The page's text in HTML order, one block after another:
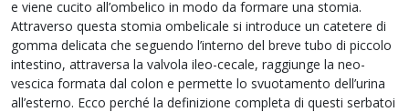
e viene cucito all’ombelico in modo da formare una stomia.
Attraverso questa stomia ombelicale si introduce un catetere di
gomma delicata che seguendo l’interno del breve tubo di piccolo
intestino, attraversa la valvola ileo-cecale, raggiunge la neo-
vescica formata dal colon e permette lo svuotamento dell’urina
all’esterno. Ecco perché la definizione completa di questi serbatoi